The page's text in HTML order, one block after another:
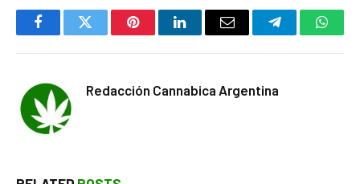
FacebookTwitter PinterestLinkedInEmail Telegram
Redacción Cannabica Argentina